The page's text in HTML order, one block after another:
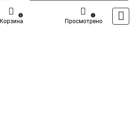
Корзина
0
Просмотрено
1